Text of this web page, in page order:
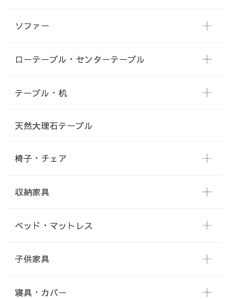
ソファー
ローテーブル・センターテーブル
テーブル・机
天然大理石テーブル
椅子・チェア
収納家具
ベッド・マットレス
子供家具
寝具・カバー